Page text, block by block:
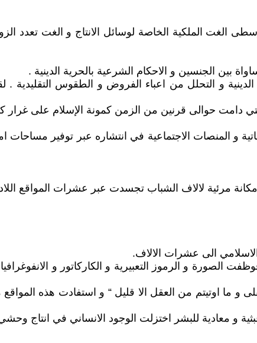
الغت الملكية الخاصة لوسائل الانتاج و الغت تعدد
بين الجنسين و الاحكام الشرعية بالحرية الدينية .
و التحلل من اعباء الفروض و الطقوس التقليدية .
دامت حوالى قرنين من الزمن كمونة الإسلام على غرار
و المنصات الاجتماعية في انتشاره عبر توفير
مرئية لالاف الشباب تجسدت عبر عشرات المواقع
الى عشرات الالاف.
و الرموز التعبيرية و الكاركاتور و
و ما اوتيتم من العقل الا قليل “ و استفادت هذه
معادية للبشر اختزلت الوجود الانساني في انتاج